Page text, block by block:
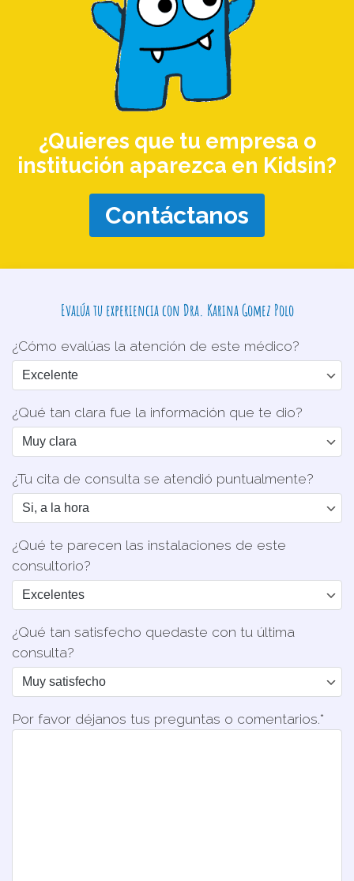
¿Quieres que tu empresa o
institución aparezca en Kidsin?
Contáctanos
Evalúa tu experiencia con Dra. Karina Gomez Polo
¿Cómo evalúas la atención de este médico?
¿Qué tan clara fue la información que te dio?
¿Tu cita de consulta se atendió puntualmente?
¿Qué te parecen las instalaciones de este
consultorio?
¿Qué tan satisfecho quedaste con tu última
consulta?
Por favor déjanos tus preguntas o comentarios.*